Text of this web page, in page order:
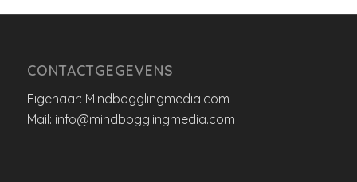
CONTACTGEGEVENS
Eigenaar: Mindbogglingmedia.com
Mail: info@mindbogglingmedia.com